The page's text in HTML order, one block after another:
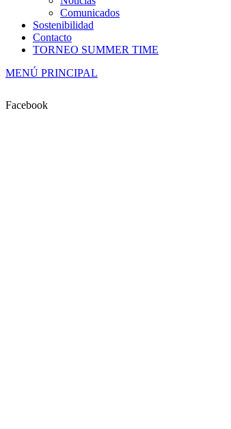
Comunicados
Sostenibilidad
Contacto
TORNEO SUMMER TIME
MENÚ PRINCIPAL
Facebook